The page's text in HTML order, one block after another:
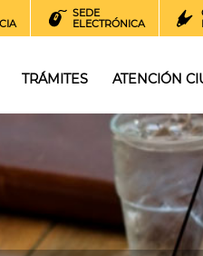
SEDE
ELECTRÓNICA
TRÁMITES ATENCIÓN